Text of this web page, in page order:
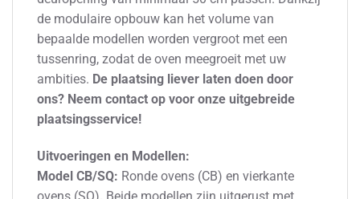
de modulaire opbouw kan het volume van
bepaalde modellen worden vergroot met een
tussenring, zodat de oven meegroeit met uw
ambities. De plaatsing liever laten doen door
ons? Neem contact op voor onze uitgebreide
plaatsingsservice!
Uitvoeringen en Modellen:
Model CB/SQ: Ronde ovens (CB) en vierkante